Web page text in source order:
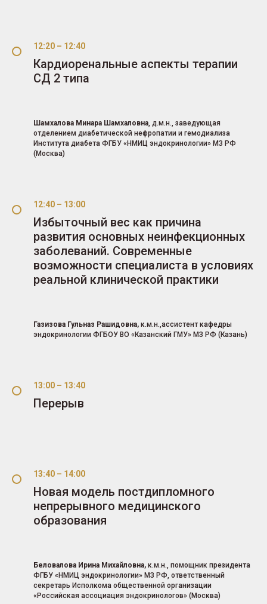
12:20 – 12:40
Кардиоренальные аспекты терапии
СД 2 типа
Шамхалова Минара Шамхаловна , д.м.н., заведующая
отделением диабетической нефропатии и гемодиализа
Института диабета ФГБУ «НМИЦ эндокринологии» МЗ РФ
(Москва)
12:40 – 13:00
Избыточный вес как причина
развития основных неинфекционных
заболеваний. Современные
возможности специалиста в условиях
реальной клинической практики
Газизова Гульназ Рашидовна, к.м.н.,ассистент кафедры
эндокринологии ФГБОУ ВО «Казанский ГМУ» МЗ РФ (Казань)
13:00 – 13:40
Перерыв
13:40 – 14:00
Новая модель постдипломного
непрерывного медицинского
образования
Беловалова Ирина Михайловна, к.м.н., помощник президента
ФГБУ «НМИЦ эндокринологии» МЗ РФ, ответственный
секретарь Исполкома общественной организации
«Российская ассоциация эндокринологов» (Москва)